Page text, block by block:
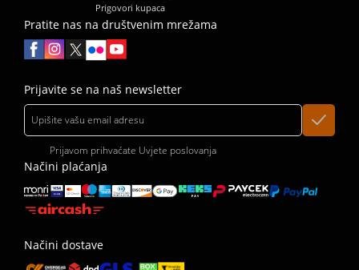
Prigovori kupaca
Prijavite se na naš newsletter
Prijavom prihvaćate Uvjete poslovanja
Pratite nas na društvenim mrežama
Načini plaćanja
Načini dostave